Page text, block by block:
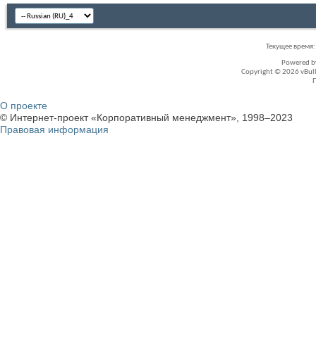
Текущее время:
Powered
Copyright © 2026
О проекте
© Интернет-проект «Корпоративный менеджмент», 1998–2023
Правовая информация